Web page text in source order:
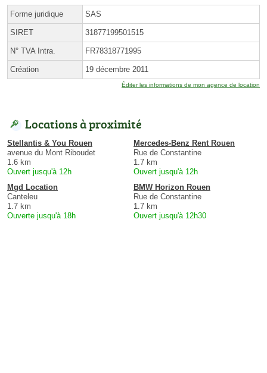
Forme juridique SAS
SIRET 31877199501515
N° TVA Intra. FR78318771995
Création 19 décembre 2011
Éditer les informations de mon agence de location
Locations à proximité
Stellantis & You Rouen
avenue du Mont Riboudet
1.6 km
Ouvert jusqu'à 12h
Mercedes-Benz Rent Rouen
Rue de Constantine
1.7 km
Ouvert jusqu'à 12h
Mgd Location
Canteleu
1.7 km
Ouverte jusqu'à 18h
BMW Horizon Rouen
Rue de Constantine
1.7 km
Ouvert jusqu'à 12h30